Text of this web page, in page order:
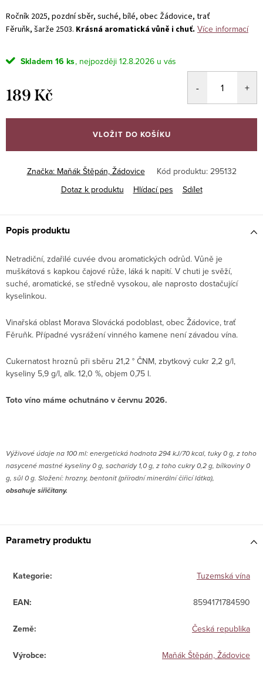
Ročník 2025, pozdní sběr, suché, bílé, obec Žádovice, trať
Fěruňk, šarže 2503. Krásná aromatická vůně i chuť. Více informací
Skladem 16 ks 12.8.2026
189 Kč
cena:
VLOŽIT DO KOŠÍKU
Značka: Maňák Štěpán, Žádovice Kód produktu: 295132
Dotaz k produktu
Hlídací pes Sdílet
Popis produktu
Netradiční, zdařilé cuvée dvou aromatických odrůd. Vůně je
muškátová s kapkou čajové růže, láká k napití. V chuti je svěží,
suché, aromatické, se středně vysokou, ale naprosto dostačující
kyselinkou.
Vinařská oblast Morava Slovácká podoblast, obec Žádovice, trať
Fěruňk. Případné vysrážení vinného kamene není závadou vína.
Cukernatost hroznů při sběru 21,2 ° ČNM, zbytkový cukr 2,2 g/l,
kyseliny 5,9 g/l, alk. 12,0 %, objem 0,75 l.
Toto víno máme ochutnáno v červnu 2026.
Výživové údaje na 100 ml: energetická hodnota 294 kJ/70 kcal, tuky 0 g, z toho
nasycené mastné kyseliny 0 g, sacharidy 1,0 g, z toho cukry 0,2 g, bílkoviny 0
g, sůl 0 g. Složení: hrozny, bentonit (přírodní minerální čiřicí látka),
obsahuje siřičitany.
Parametry produktu
Kategorie: Tuzemská vína
EAN: 8594171784590
Země: Česká republika
Výrobce: Maňák Štěpán, Žádovice